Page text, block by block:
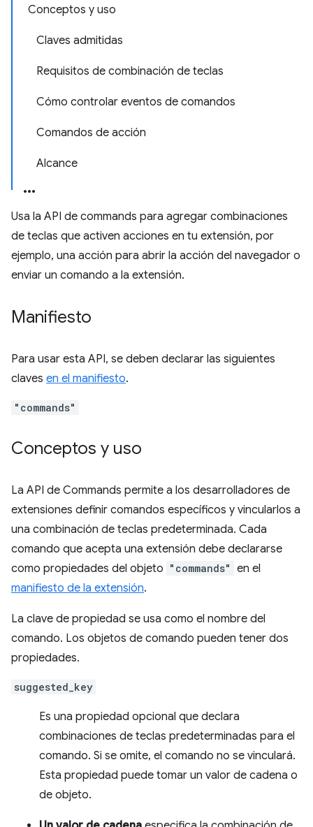
Conceptos y uso
Claves admitidas
Requisitos de combinación de teclas
Cómo controlar eventos de comandos
Comandos de acción
Alcance
Usa la API de commands para agregar combinaciones
de teclas que activen acciones en tu extensión, por
ejemplo, una acción para abrir la acción del navegador o
enviar un comando a la extensión.
Manifiesto
Para usar esta API, se deben declarar las siguientes
claves en el manifiesto.
"commands"
Conceptos y uso
La API de Commands permite a los desarrolladores de
extensiones definir comandos específicos y vincularlos a
una combinación de teclas predeterminada. Cada
comando que acepta una extensión debe declararse
como propiedades del objeto "commands" en el
manifiesto de la extensión.
La clave de propiedad se usa como el nombre del
comando. Los objetos de comando pueden tener dos
propiedades.
suggested_key
Es una propiedad opcional que declara
combinaciones de teclas predeterminadas para el
comando. Si se omite, el comando no se vinculará.
Esta propiedad puede tomar un valor de cadena o
de objeto.